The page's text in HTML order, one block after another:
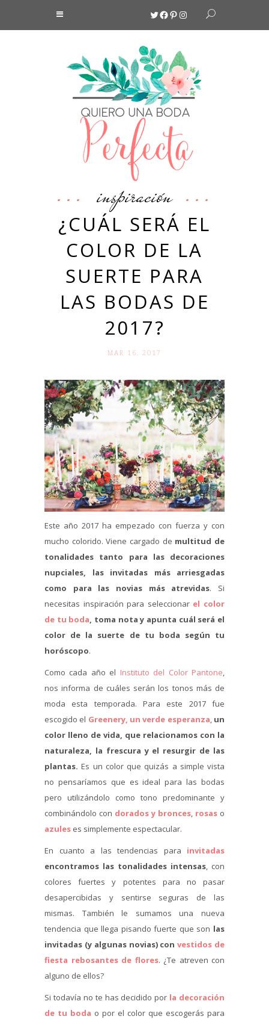
Twitter
Facebook
Pinterest
Instagram
inspiración
¿CUÁL SERÁ EL
COLOR DE LA
SUERTE PARA
LAS BODAS DE
2017?
MAR 16. 2017
Este año 2017 ha empezado con fuerza y con
mucho colorido. Viene cargado de multitud de
tonalidades tanto para las decoraciones
nupciales, las invitadas más arriesgadas
como para las novias más atrevidas. Si
necesitas inspiración para seleccionar el color
de tu boda, toma nota y apunta cuál será el
color de la suerte de tu boda según tu
horóscopo.
Como cada año el Instituto del Color Pantone,
nos informa de cuáles serán los tonos más de
moda esta temporada. Para este 2017 fue
escogido el Greenery, un verde esperanza,un
color lleno de vida, que relacionamos con la
naturaleza, la frescura y el resurgir de las
plantas. Es un color que quizás a simple vista
no pensaríamos que es ideal para las bodas
pero utilizándolo como tono predominante y
combinándolo con dorados y bronces, rosas o
azules es simplemente espectacular.
En cuanto a las tendencias para invitadas
encontramos las tonalidades intensas, con
colores fuertes y potentes para no pasar
desapercibidas y sentirse seguras de las
mismas. También le sumamos una nueva
tendencia que llega pisando fuerte que son las
invitadas (y algunas novias) con vestidos de
fiesta rebosantes de flores. ¿Te atreven con
alguno de ellos?
Si todavía no te has decidido por la decoración
de tu boda o por el color que escogerás para